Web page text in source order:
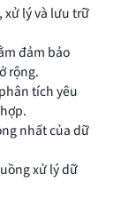
xử lý và lưu trữ
đảm bảo
rộng.
tích yêu
nhất của dữ
xử lý dữ